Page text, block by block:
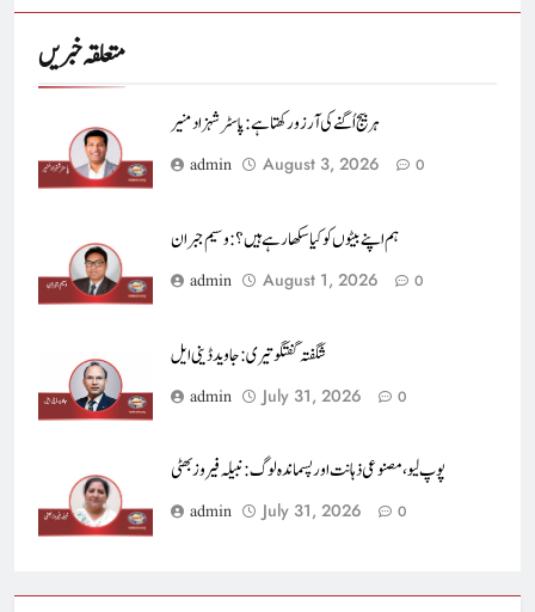
متعلقہ خبریں
ہر بیج اُگنے کی آرزو رکھتا ہے : پاسٹر شہزاد منیر
admin August 3, 2026 0
ہم اپنے بیٹوں کو کیا سکھا رہے ہیں؟ : وسیم جبران
admin August 1, 2026 0
شگفتہ گفتگو تیری : جاوید ڈینی ایل
admin July 31, 2026 0
پوپ لیو،مصنوعی ذہانت اور پسماندہ لوگ : نبیلہ فیروز بھٹی
admin July 31, 2026 0